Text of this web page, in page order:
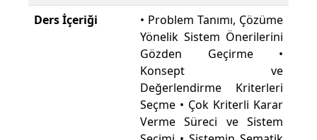
Ders İçeriği
• Problem Tanımı, Çözüme
Yönelik Sistem Önerilerini
Gözden Geçirme •
Konsept ve
Değerlendirme Kriterleri
Seçme • Çok Kriterli Karar
Verme Süreci ve Sistem